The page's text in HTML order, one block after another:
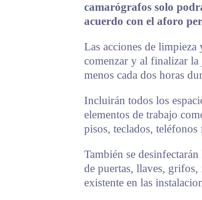
camarógrafos solo
acuerdo con el aforo
Las acciones de limpieza
comenzar y al finalizar la
menos cada dos horas
Incluirán todos los
elementos de trabajo
pisos, teclados,
También se
de puertas, llaves,
existente en las